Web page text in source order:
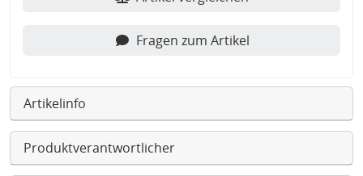
Fragen zum Artikel
Artikelinfo
Produktverantwortlicher